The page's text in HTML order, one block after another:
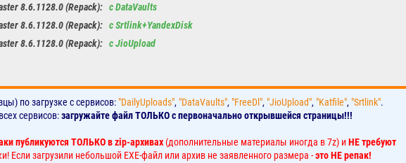
8.6.1128.0 (Repack): с DataVaults
8.6.1128.0 (Repack): с Srtlink+YandexDisk
8.6.1128.0 (Repack): с JioUpload
по загрузке с сервисов: "DailyUploads", "DataVaults", "FreeDl", "JioUpload", "Katfile", "Srtlink".
сервисов:загружайте файл ТОЛЬКО с первоначально открывшейся страницы!!!
публикуются ТОЛЬКО в zip-архивах(дополнительные материалы иногда в 7z) иНЕ требуют
Если загрузили небольшой EXE-файл или архив не заявленного размера -это НЕ репак!